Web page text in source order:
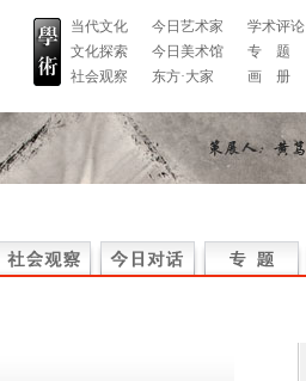
当代文化
文化探索
社会观察
今日艺术家
今日美术馆
东方·大家
学术评论
专 题
画 册